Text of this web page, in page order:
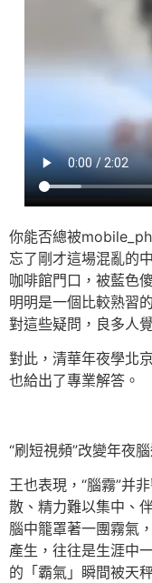
你能否總被
忘了剛才這場混亂的
咖啡館門口，被藍色
明明是一個比較熟習
對這些疑問，良多人
對此，清華年夜學北
也給出了專業解答。
“刷短視頻”改變年夜
王也表現，“腦霧”并
散、精力難以集中、
腦中籠罩著一團霧氣
產生，往往是生涯中
的「霸氣」瞬間被天